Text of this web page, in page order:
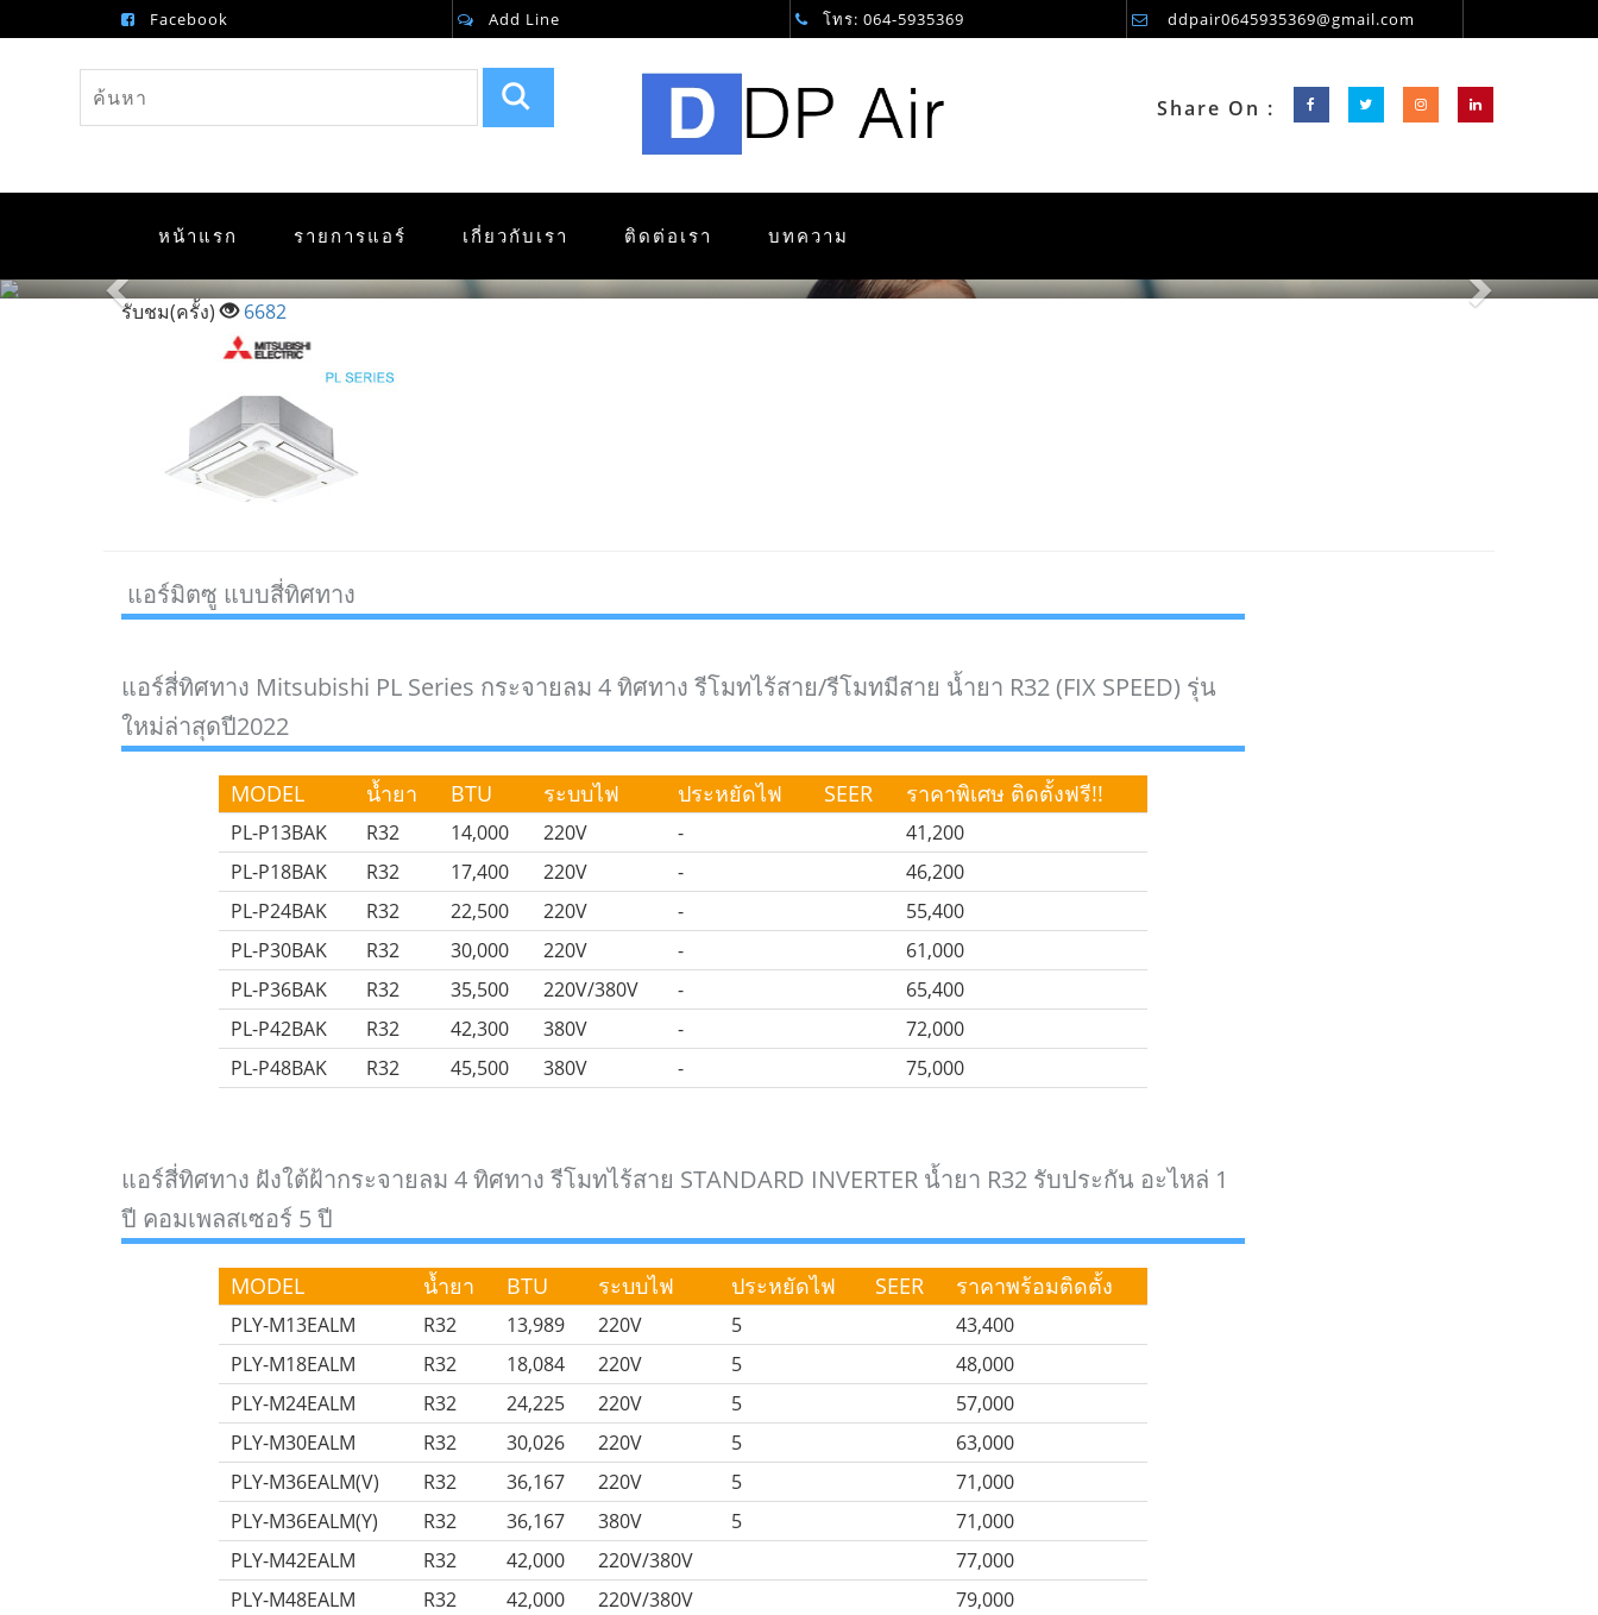
Facebook Add Line โทร: 064-5935369 ddpair0645935369@gmail.com
Share On :
หน้าแรก รายการแอร์ เกี่ยวกับเรา ติดต่อเรา บทความ
Previous Next
รับชม(ครั้ง) 6682
แอร์มิตซู แบบสี่ทิศทาง
แอร์สี่ทิศทาง Mitsubishi PL Series กระจายลม 4 ทิศทาง รีโมทไร้สาย/รีโมทมีสาย น้ำยา R32 (FIX SPEED) รุ่น
ใหม่ล่าสุดปี2022
MODEL น้ำยา BTU ระบบไฟ ประหยัดไฟ SEER ราคาพิเศษ ติดตั้งฟรี!!
PL-P13BAK R32 14,000 220V -
41,200
PL-P18BAK
R32 17,400 220V -
46,200
PL-P24BAK
R32 22,500 220V -
55,400
PL-P30BAK
R32 30,000 220V -
61,000
PL-P36BAK
R32 35,500 220V/380V -
65,400
PL-P42BAK
R32 42,300 380V -
72,000
PL-P48BAK
R32 45,500 380V - 75,000
แอร์สี่ทิศทาง ฝังใต้ฝ้ากระจายลม 4 ทิศทาง รีโมทไร้สาย STANDARD INVERTER น้ำยา R32 รับประกัน อะไหล่ 1
ปี คอมเพลสเซอร์ 5 ปี
MODEL น้ำยา BTU ระบบไฟ ประหยัดไฟ SEER ราคาพร้อมติดตั้ง
PLY-M13EALM R32 13,989 220V 5
43,400
PLY-M18EALM
R32 18,084 220V 5
48,000
PLY-M24EALM
R32 24,225 220V 5
57,000
PLY-M30EALM
R32 30,026 220V 5
63,000
PLY-M36EALM(V)
R32 36,167 220V 5
71,000
PLY-M36EALM(Y)
R32 36,167 380V 5
71,000
PLY-M42EALM
R32 42,000 220V/380V
77,000
PLY-M48EALM
R32 42,000 220V/380V 79,000